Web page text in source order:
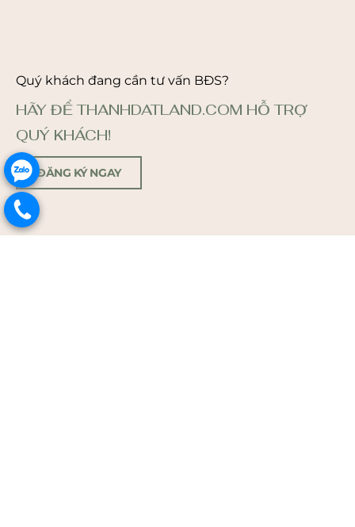
Quý khách đang cần tư vấn BĐS?
HÃY ĐỂ THANHDATLAND.COM HỖ TRỢ
QUÝ KHÁCH!
ĐĂNG KÝ NGAY
.
.